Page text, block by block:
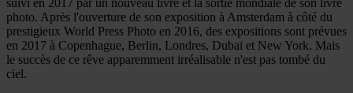
photo. Après l'ouverture de son exposition à Amsterdam à côté du
prestigieux World Press Photo en 2016, des expositions sont prévues
en 2017 à Copenhague, Berlin, Londres, Dubaï et New York. Mais
le succès de ce rêve apparemment irréalisable n'est pas tombé du
ciel.